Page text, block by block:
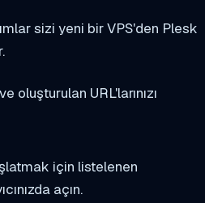
sizi yeni bir VPS'den Plesk
oluşturulan URL'larınızı
için listelenen
açın.